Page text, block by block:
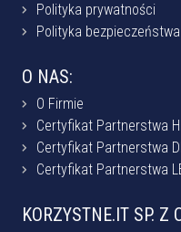
Polityka prywatności
Polityka bezpieczeństwa
O NAS:
O Firmie
Certyfikat Partnerstwa
Certyfikat Partnerstwa
Certyfikat Partnerstwa
KORZYSTNE.IT SP. Z